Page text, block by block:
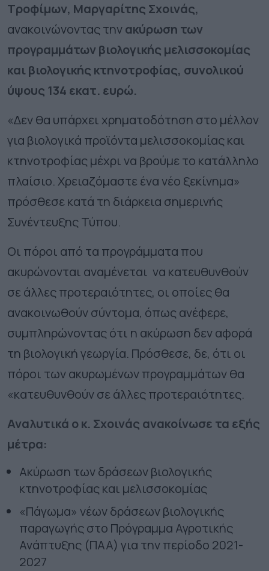
Τροφίμων, Μαργαρίτης Σχοινάς,
ανακοινώνοντας τηνακύρωση των
προγραμμάτων βιολογικής μελισσοκομίας
και βιολογικής κτηνοτροφίας, συνολικού
ύψους 134 εκατ. ευρώ.
«Δεν θα υπάρχει χρηματοδότηση στο μέλλον
για βιολογικά προϊόντα μελισσοκομίας και
κτηνοτροφίας μέχρι να βρούμε το κατάλληλο
πλαίσιο. Χρειαζόμαστε ένα νέο ξεκίνημα»
πρόσθεσε κατά τη διάρκεια σημερινής
Συνέντευξης Τύπου.
Οι πόροι από τα προγράμματα που
ακυρώνονται αναμένεται να κατευθυνθούν
σε άλλες προτεραιότητες, οι οποίες θα
ανακοινωθούν σύντομα, όπως ανέφερε,
συμπληρώνοντας ότι η ακύρωση δεν αφορά
τη βιολογική γεωργία. Πρόσθεσε, δε, ότι οι
πόροι των ακυρωμένων προγραμμάτων θα
«κατευθυνθούν σε άλλες προτεραιότητες.
Αναλυτικά ο κ. Σχοινάς ανακοίνωσε τα εξής
μέτρα:
Ακύρωση των δράσεων βιολογικής
κτηνοτροφίας και μελισσοκομίας
«Πάγωμα» νέων δράσεων βιολογικής
παραγωγής στο Πρόγραμμα Αγροτικής
Ανάπτυξης (ΠΑΑ) για την περίοδο 2021-
2027